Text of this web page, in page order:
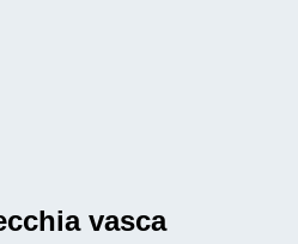
vasca